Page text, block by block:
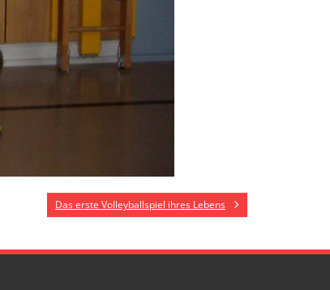
Das erste Volleyballspiel ihres Lebens